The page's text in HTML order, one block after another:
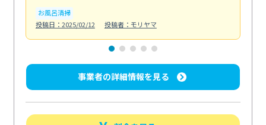
お風呂清掃
投稿日：2025/02/12
投稿者：モリヤマ
事業者の詳細情報を見る